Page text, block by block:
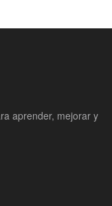
aprender, mejorar y